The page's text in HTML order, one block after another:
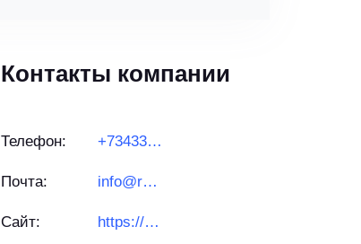
Контакты компании
Телефон: +73433638603
Почта: info@respotec.ru
Сайт: https://respotec.ru/